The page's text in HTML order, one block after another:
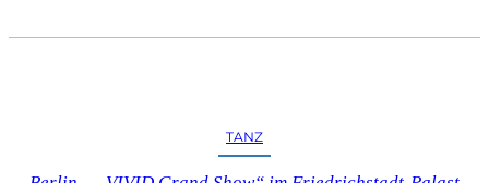
TANZ